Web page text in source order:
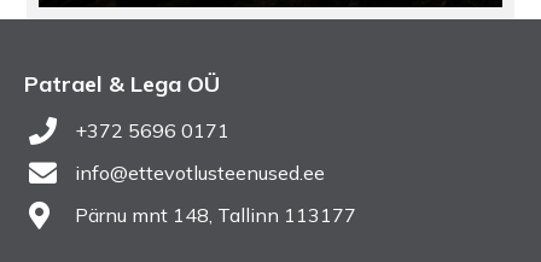
Patrael & Lega OÜ
+372 5696 0171
info@ettevotlusteenused.ee
Pärnu mnt 148, Tallinn 113177